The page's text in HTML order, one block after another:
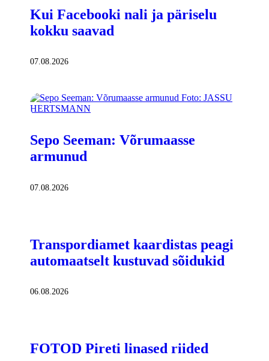
Kui Facebooki nali ja päriselu
kokku saavad
07.08.2026
Sepo Seeman: Võrumaasse
armunud
07.08.2026
Transpordiamet kaardistas peagi
automaatselt kustuvad sõidukid
06.08.2026
FOTOD Pireti linased riided